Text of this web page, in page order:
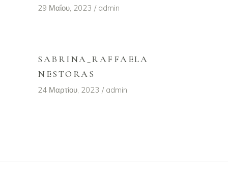
29 Μαΐου, 2023 admin
SABRINA_RAFFAELA
NESTORAS
24 Μαρτίου, 2023 admin